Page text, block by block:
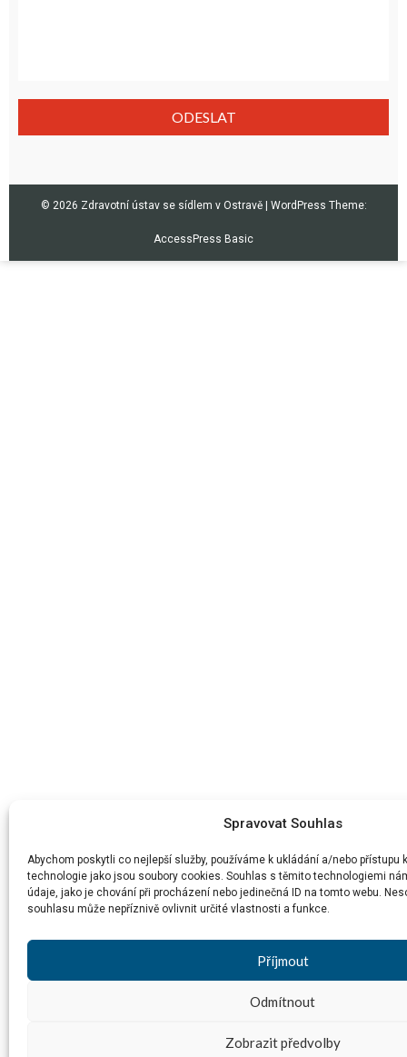
Spravovat Souhlas
Abychom poskytli co nejlepší služby, používáme k ukládání a/nebo
technologie jako jsou soubory cookies. Souhlas s těmito technologiemi
údaje, jako je chování při procházení nebo jedinečná ID na tomto webu.
souhlasu může nepříznivě ovlivnit určité vlastnosti a funkce.
Příjmout
Odmítnout
Zobrazit předvolby
© 2026 Zdravotní ústav se sídlem v Ostravě | WordPress Theme:
AccessPress Basic